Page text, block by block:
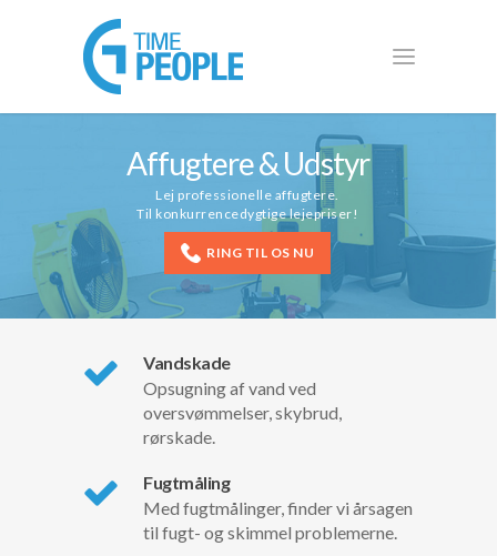
Affugtere & Udstyr
Lej professionelle affugtere.
Til konkurrencedygtige lejepriser!
RING TIL OS NU
Vandskade
Opsugning af vand ved
oversvømmelser, skybrud,
rørskade.
Fugtmåling
Med fugtmålinger, finder vi årsagen
til fugt- og skimmel problemerne.